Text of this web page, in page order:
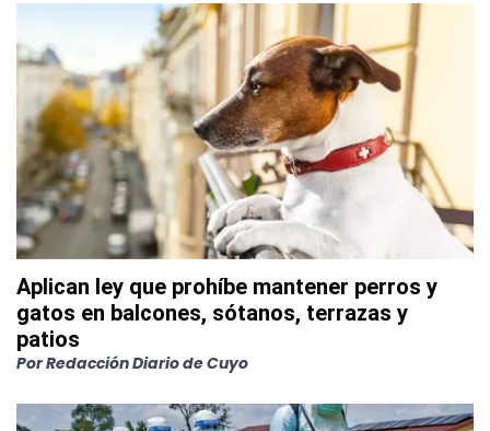
Aplican ley que prohíbe mantener perros y
gatos en balcones, sótanos, terrazas y
patios
PorRedacción Diario de Cuyo